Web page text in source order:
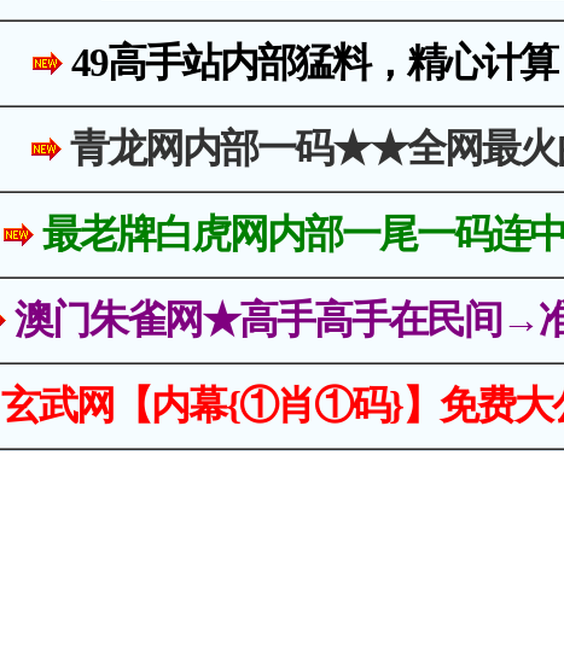
49高手站内部猛料，精心计
青龙网内部一码★★全网最火
最老牌白虎网内部一尾一码连
澳门朱雀网★高手高手在民间→
玄武网【内幕{①肖①码}】免费